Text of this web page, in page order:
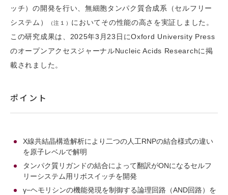
ッチ）の開発を行い、無細胞タンパク質合成系（セルフリー
システム）
（注１） においてその性能の高さを実証しました。
この研究成果は、2025年3月23日にOxford University Press
のオープンアクセスジャーナルNucleic Acids Researchに掲
載されました。
ポイント
X線共結晶構造解析により二つの人工RNPの結合様式の違い
を原子レベルで解明
タンパク質リガンドの結合によって翻訳がONになるセルフ
リーシステム用リボスイッチを開発
γ−ヘモリシンの機能発現を制御する論理回路（AND回路）を